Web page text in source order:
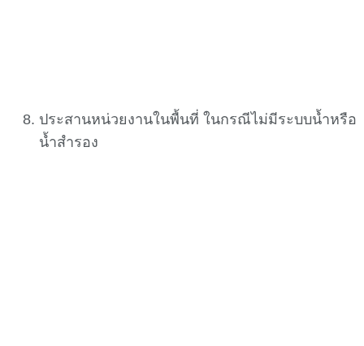
ประสานหน่วยงานในพื้นที่ ในกรณีไม่มีระบบน้ำหรือ
น้ำสำรอง